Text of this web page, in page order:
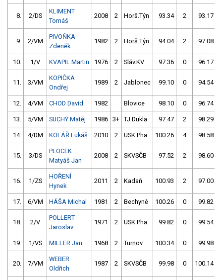
8. 2/DS
KLIMENT
Tomáš
2008 2 Horš.Týn 93.34 2 93.17
9. 2/VM
PIVOŇKA
Zdeněk
1982 2 Horš.Týn 94.04 2 97.08
10. 1/V KVAPIL Martin 1976 2 Sláv.KV 97.36 0 96.17
11. 3/VM
KOPIČKA
Ondřej
1989 2 Jablonec 99.10 0 94.54
12. 4/VM CHOD David 1982 Blovice 98.10 0 96.74
13. 5/VM SUCHÝ Matěj 1986 3+ TJ Dukla 97.47 2 98.29
14. 4/DM KOLÁŘ Lukáš 2010 2 USK Pha 100.26 4 98.58
15. 3/DS
PLOCEK
Matyáš Jan
2008 2 SKVSČB 97.52 2 98.60
16. 1/ZS
HOŘENÍ
Hynek
2011 2 Kadaň 100.93 2 97.00
17. 6/VM HÁŠA Michal 1981 2 Bechyně 100.26 0 99.82
18. 2/V
POLLERT
Jaroslav
1971 2 USK Pha 99.82 0 99.54
19. 1/VS MILLER Jan 1968 2 Turnov 100.34 0 99.98
20. 7/VM
WEBER
Oldřich
1987 2 SKVSČB 99.98 0 100.14